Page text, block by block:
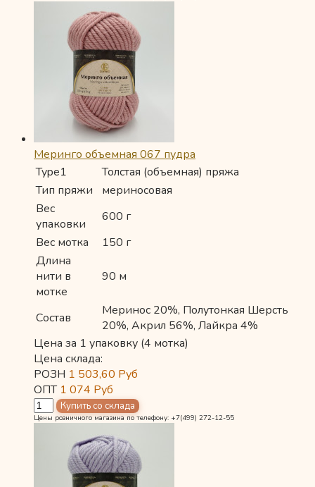
Меринго объемная 067 пудра
Type1
Толстая (объемная) пряжа
Тип пряжи
мериносовая
Вес
упаковки
600 г
Вес мотка
150 г
Длина
нити в
мотке
90 м
Состав
Меринос 20%, Полутонкая Шерсть
20%, Акрил 56%, Лайкра 4%
Цена за 1 упаковку (4 мотка)
Цена склада:
РОЗН 1 503,60 Руб
ОПТ 1 074 Руб
Цены розничного магазина по телефону: +7(499) 272-12-55